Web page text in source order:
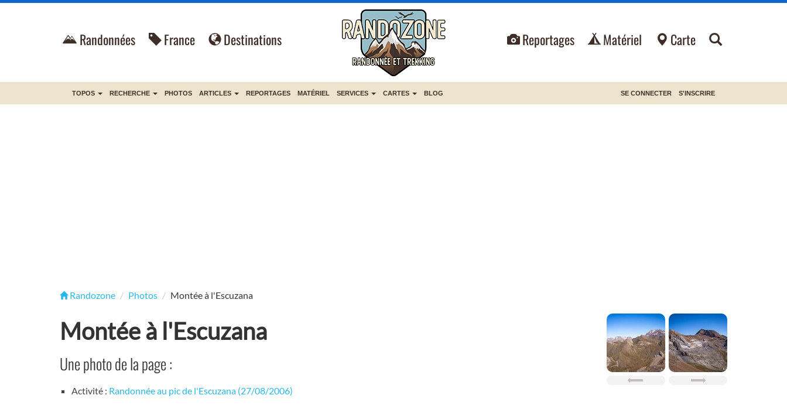
Randonnées France Destinations Reportages Matériel Carte
TOPOS RECHERCHE PHOTOS ARTICLES REPORTAGES MATÉRIEL SERVICES CARTES BLOG SE CONNECTER S'INSCRIRE
Randozone Photos Montée à l'Escuzana
Montée à l'Escuzana
Une photo de la page :
Activité : Randonnée au pic de l'Escuzana (27/08/2006)